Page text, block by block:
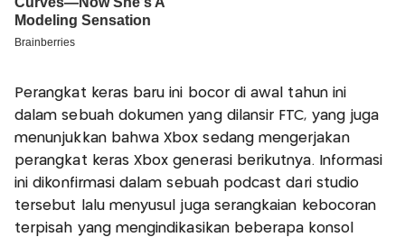
Perangkat keras baru ini bocor di awal tahun ini
dalam sebuah dokumen yang dilansir FTC, yang juga
menunjukkan bahwa Xbox sedang mengerjakan
perangkat keras Xbox generasi berikutnya. Informasi
ini dikonfirmasi dalam sebuah podcast dari studio
tersebut lalu menyusul juga serangkaian kebocoran
terpisah yang mengindikasikan beberapa konsol